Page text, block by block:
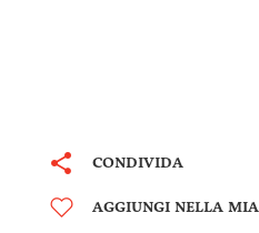
CONDIVIDA
AGGIUNGI NELLA